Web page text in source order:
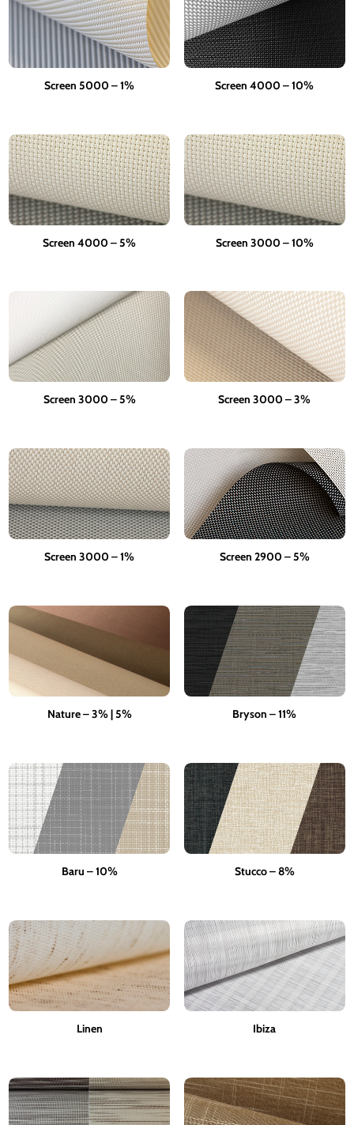
Screen 5000 – 1% Screen 4000 – 10%
Screen 4000 – 5% Screen 3000 – 10%
Screen 3000 – 5% Screen 3000 – 3%
Screen 3000 – 1% Screen 2900 – 5%
Nature – 3% | 5% Bryson – 11%
Baru – 10% Stucco – 8%
Linen Ibiza